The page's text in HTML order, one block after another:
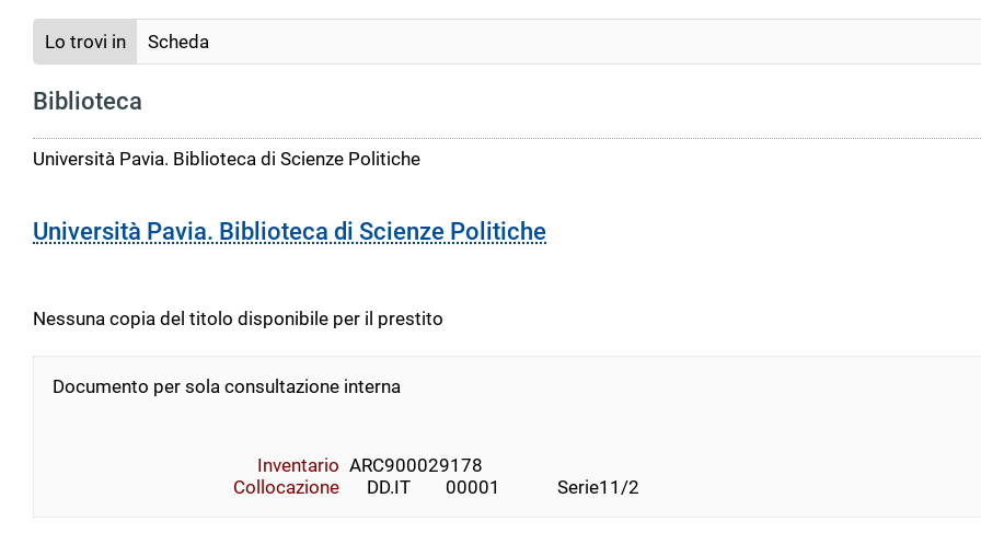
documento
Lo trovi in Scheda
Biblioteca
Università Pavia. Biblioteca di Scienze Politiche
Università Pavia. Biblioteca di Scienze Politiche
Nessuna copia del titolo disponibile per il prestito
Documento per sola consultazione interna
Inventario ARC900029178
Collocazione
    DD.IT        00001             Serie11/2